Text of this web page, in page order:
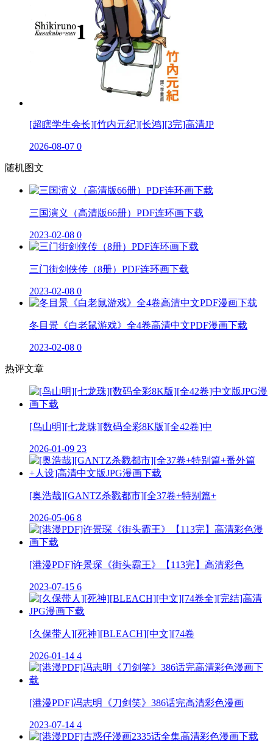
[超瞎学生会长][竹内元纪][长鸿][3完]高清JP
2026-08-07 0
随机图文
三国演义（高清版66册）PDF连环画下载
2023-02-08 0
三门街剑侠传（8册）PDF连环画下载
2023-02-08 0
冬目景《白老鼠游戏》全4卷高清中文PDF漫画下载
2023-02-08 0
热评文章
[鸟山明][七龙珠][数码全彩8K版][全42卷]中
2026-01-09 23
[奥浩哉][GANTZ杀戮都市][全37卷+特别篇+
2026-05-06 8
[港漫PDF]许景琛《街头霸王》【113完】高清彩色
2023-07-15 6
[久保带人][死神][BLEACH][中文][74卷
2026-01-14 4
[港漫PDF]冯志明《刀剑笑》386话完高清彩色漫画
2023-07-14 4